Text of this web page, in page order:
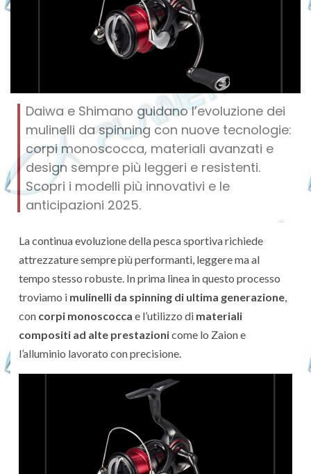
Daiwa e Shimano guidano l’evoluzione dei
mulinelli da spinning con nuove tecnologie:
corpi monoscocca, materiali avanzati e
design sempre più leggeri e resistenti.
Scopri i modelli più innovativi e le
anticipazioni 2025.
La continua evoluzione della pesca sportiva richiede
attrezzature sempre più performanti, leggere ma al
tempo stesso robuste. In prima linea in questo processo
troviamo i mulinelli da spinning di ultima generazione,
con corpi monoscocca e l’utilizzo di materiali
compositi ad alte prestazionicome lo Zaion e
l’alluminio lavorato con precisione.